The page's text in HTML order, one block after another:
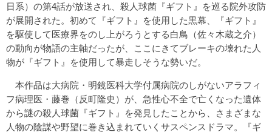
日系）の第4話が放送され、殺人球菌『ギフト』を巡る院外攻防
が展開された。初めて『ギフト』を使用した黒幕、『ギフト』
を駆使して医療界をのし上がろうとする白鳥（佐々木蔵之介）
の動向が物語の主軸だったが、ここにきてブレーキの壊れた人
物が『ギフト』を使用して暴走しそうな勢いだ。
本作品は大病院・明鏡医科大学付属病院のしがないアラフィ
フ病理医・藤巻（反町隆史）が、急性心不全で亡くなった遺体
から謎の殺人球菌『ギフト』を発見したことから、さまざまな
人物の陰謀や野望に巻き込まれていくサスペンスドラマ。『ギ